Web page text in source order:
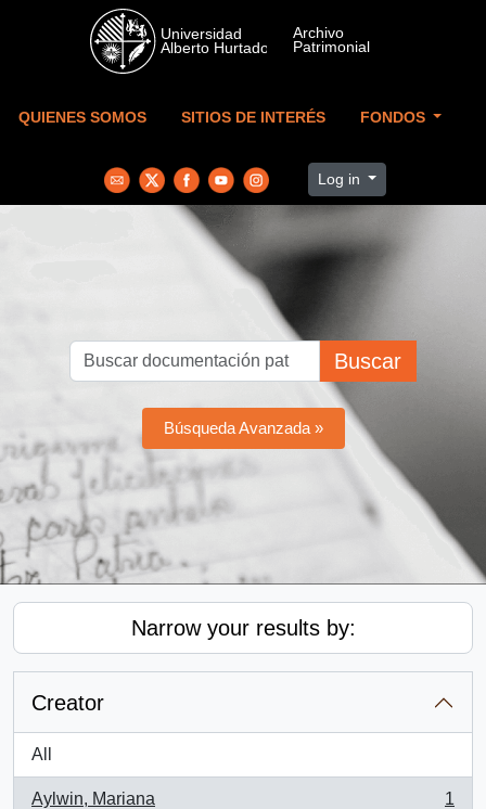
Skip to main content
QUIENES SOMOS SITIOS DE INTERÉS FONDOS
Log in
Buscar
Búsqueda Avanzada »
Narrow your results by:
Creator
All
Aylwin, Mariana 1